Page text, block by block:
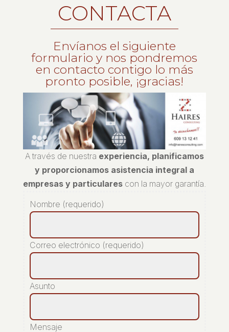
CONTACTA
Envíanos el siguiente
formulario y nos pondremos
en contacto contigo lo más
pronto posible, ¡gracias!
A través de nuestra experiencia, planificamos
y proporcionamos asistencia integral a
empresas y particularescon la mayor garantía.
Nombre (requerido)
Correo electrónico (requerido)
Asunto
Mensaje